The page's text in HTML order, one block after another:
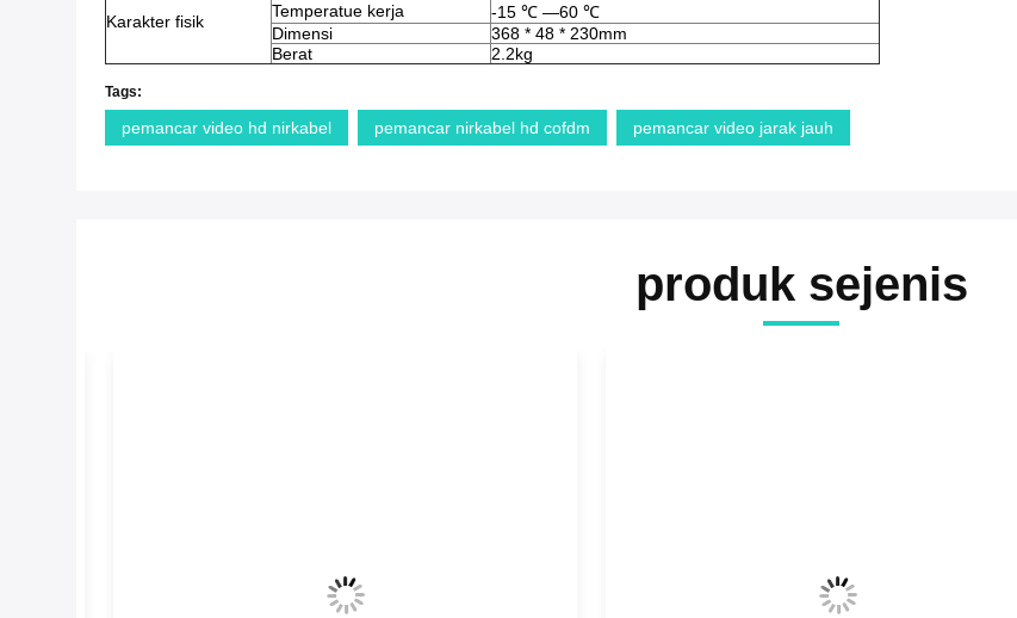
Karakter fisik
Temperatue kerja
-15 ℃ —60 ℃
Dimensi
368 * 48 * 230mm
Berat
2.2kg
Tags:
pemancar video hd nirkabel pemancar nirkabel hd cofdm pemancar video jarak jauh
produk sejenis